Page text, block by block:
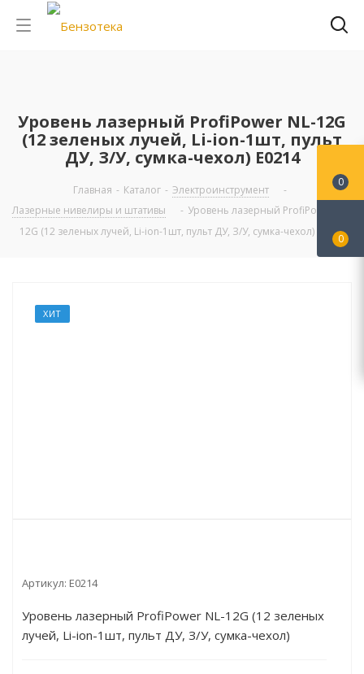
Уровень лазерный ProfiPower NL-12G
(12 зеленых лучей, Li-ion-1шт, пульт
ДУ, З/У, сумка-чехол) E0214
Главная - Каталог - Электроинструмент
-
Лазерные нивелиры и штативы
- Уровень лазерный ProfiPower NL-
12G (12 зеленых лучей, Li-ion-1шт, пульт ДУ, З/У, сумка-чехол) E0214
ХИТ
Артикул: E0214
Уровень лазерный ProfiPower NL-12G (12 зеленых
лучей, Li-ion-1шт, пульт ДУ, З/У, сумка-чехол)
0
0